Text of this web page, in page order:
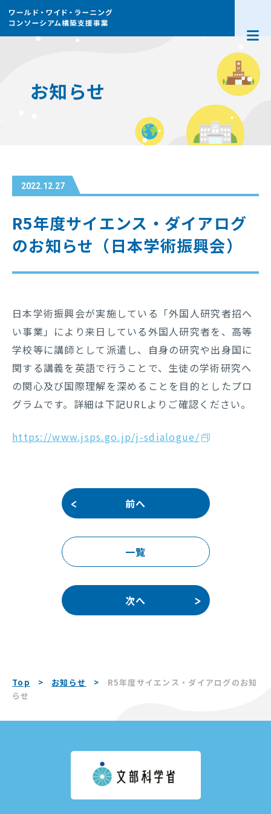
採択機関
連絡協議会
外部リンク
新着メール登録
お問い合わせ
お知らせ
Top お知らせ
R5年度サイエンス・ダイアログのお知
らせ
2022.12.27
R5年度サイエンス・ダイアログ
のお知らせ（日本学術振興会）
日本学術振興会が実施している「外国人研究者招へ
い事業」により来日している外国人研究者を、高等
学校等に講師として派遣し、自身の研究や出身国に
関する講義を英語で行うことで、生徒の学術研究へ
の関心及び国際理解を深めることを目的としたプロ
グラムです。詳細は下記URLよりご確認ください。
https://www.jsps.go.jp/j-sdialogue/
前へ
一覧
次へ